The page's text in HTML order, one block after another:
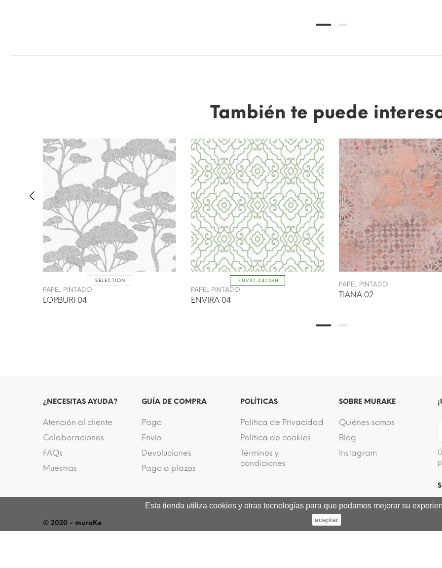
También te puede
SELECTION
PAPEL PINTADO
LOPBURI 04
ENVÍO 24/48H
PAPEL PINTADO
ENVIRA 04
PAPEL PINTADO
TIANA 02
¿NECESITAS AYUDA?
Atención al cliente
Colaboraciones
FAQs
Muestras
GUÍA DE COMPRA
Pago
Envío
Devoluciones
Pago a plazos
POLÍTICAS
Política de Privacidad
Política de cookies
Términos y
condiciones
SOBRE MURAKE
Quiénes somos
Blog
Instagram
© 2020 - muraKe
Esta tienda utiliza cookies y otras tecnologías para que podamos mejorar su
aceptar